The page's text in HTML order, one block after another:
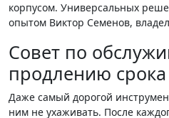
корпусом. Универсальных
опытом Виктор Семенов,
Совет по
продлению
Даже самый дорогой
ним не ухаживать. После